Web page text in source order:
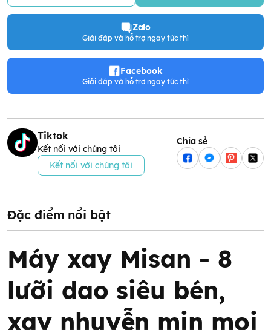
Zalo
Giải đáp và hỗ trợ ngay tức thì
Facebook
Giải đáp và hỗ trợ ngay tức thì
Tiktok
Kết nối với chúng tôi
Kết nối với chúng tôi
Chia sẻ
Đặc điểm nổi bật
Máy xay Misan - 8
lưỡi dao siêu bén,
xay nhuyễn mịn mọi